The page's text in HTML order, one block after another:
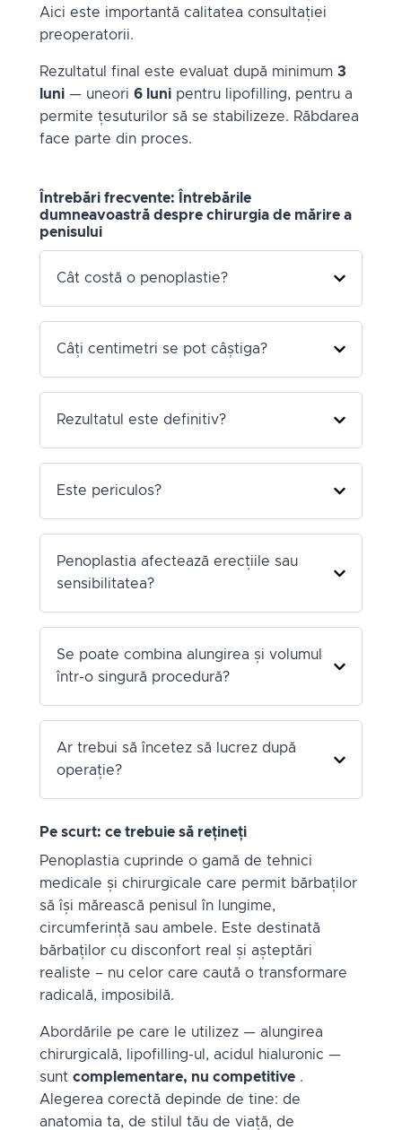
Aici este importantă calitatea consultației
preoperatorii.
Rezultatul final este evaluat după minimum 3
luni — uneori 6 luni pentru lipofilling, pentru a
permite țesuturilor să se stabilizeze. Răbdarea
face parte din proces.
Întrebări frecvente: Întrebările
dumneavoastră despre chirurgia de mărire a
penisului
Cât costă o penoplastie?
Câți centimetri se pot câștiga?
Rezultatul este definitiv?
Este periculos?
Penoplastia afectează erecțiile sau
sensibilitatea?
Se poate combina alungirea și volumul
într-o singură procedură?
Ar trebui să încetez să lucrez după
operație?
Pe scurt: ce trebuie să rețineți
Penoplastia cuprinde o gamă de tehnici
medicale și chirurgicale care permit bărbaților
să își mărească penisul în lungime,
circumferință sau ambele. Este destinată
bărbaților cu disconfort real și așteptări
realiste – nu celor care caută o transformare
radicală, imposibilă.
Abordările pe care le utilizez — alungirea
chirurgicală, lipofilling-ul, acidul hialuronic —
sunt complementare, nu competitive .
Alegerea corectă depinde de tine: de
anatomia ta, de stilul tău de viață, de